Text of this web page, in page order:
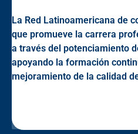
La Red Latinoamericana de
que promueve la carrera
a través del potenciamiento
apoyando la formación
mejoramiento de la calidad